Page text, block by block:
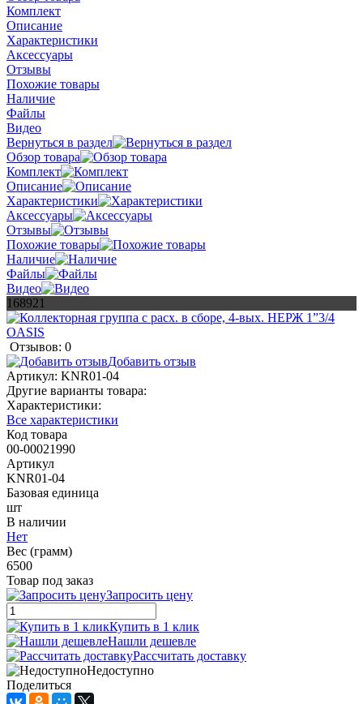
Комплект
Описание
Характеристики
Аксессуары
Отзывы
Похожие товары
Наличие
Файлы
Видео
Вернуться в раздел
Обзор товара
Комплект
Описание
Характеристики
Аксессуары
Отзывы
Похожие товары
Наличие
Файлы
Видео
168921
Отзывов: 0
Добавить отзыв
Артикул: KNR01-04
Другие варианты товара:
Характеристики:
Все характеристики
Код товара
00-00021990
Артикул
KNR01-04
Базовая единица
шт
В наличии
Нет
Вес (грамм)
6500
Товар под заказ
Запросить цену
Купить в 1 клик
Нашли дешевле
Рассчитать доставку
Недоступно
Поделиться